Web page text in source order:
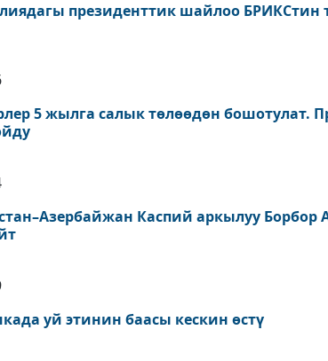
президенттик шайлоо БРИКСтин
5 жылга салык төлөөдөн бошотулат.
Каспий аркылуу
уй этинин баасы кескин өстү